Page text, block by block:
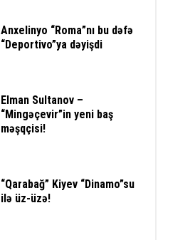
Anxelinyo “Roma”nı bu dəfə
“Deportivo”ya dəyişdi
Elman Sultanov –
“Mingəçevir”in yeni baş
məşqçisi!
“Qarabağ” Kiyev “Dinamo”su
ilə üz-üzə!